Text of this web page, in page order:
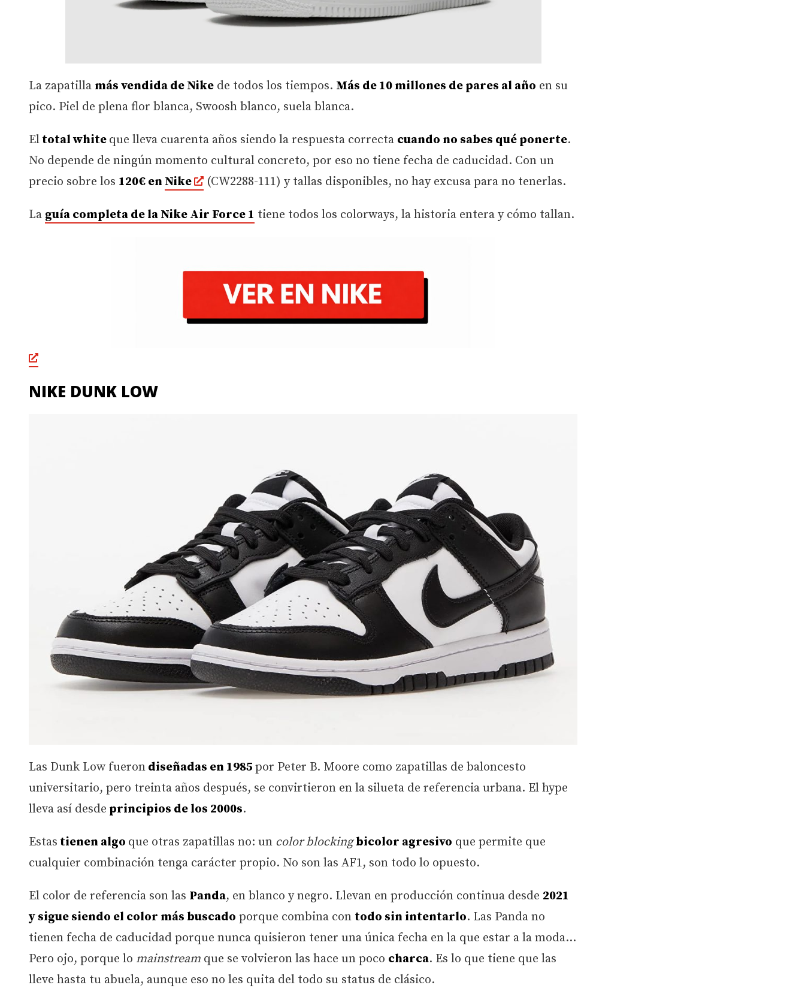
La zapatilla más vendida de Nike de todos los tiempos. Más de 10 millones de pares al año en su
pico. Piel de plena flor blanca, Swoosh blanco, suela blanca.
El total white que lleva cuarenta años siendo la respuesta correcta cuando no sabes qué ponerte.
No depende de ningún momento cultural concreto, por eso no tiene fecha de caducidad. Con un
precio sobre los 120€ en Nike (CW2288-111) y tallas disponibles, no hay excusa para no tenerlas.
La guía completa de la Nike Air Force 1 tiene todos los colorways, la historia entera y cómo tallan.
NIKE DUNK LOW
Las Dunk Low fueron diseñadas en 1985 por Peter B. Moore como zapatillas de baloncesto
universitario, pero treinta años después, se convirtieron en la silueta de referencia urbana. El hype
lleva así desde principios de los 2000s.
Estas tienen algo que otras zapatillas no: un color blocking bicolor agresivo que permite que
cualquier combinación tenga carácter propio. No son las AF1, son todo lo opuesto.
El color de referencia son las Panda, en blanco y negro. Llevan en producción continua desde 2021
y sigue siendo el color más buscado porque combina con todo sin intentarlo. Las Panda no
tienen fecha de caducidad porque nunca quisieron tener una única fecha en la que estar a la moda…
Pero ojo, porque lo mainstream que se volvieron las hace un poco charca. Es lo que tiene que las
lleve hasta tu abuela, aunque eso no les quita del todo su status de clásico.